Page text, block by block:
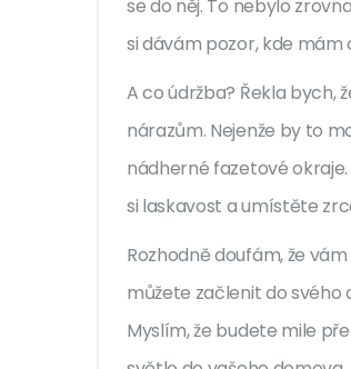
se do něj. To nebylo
si dávám pozor, kde mám
A co údržba? Řekla bych,
nárazům. Nejenže by to
nádherné fazetové
si laskavost a umístěte
Rozhodně doufám, že
můžete začlenit do svého
Myslím, že budete mile